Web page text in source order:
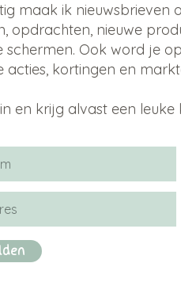
maak ik nieuwsbrieven
opdrachten, nieuwe
schermen. Ook word je
acties, kortingen en
en krijg alvast een leuke